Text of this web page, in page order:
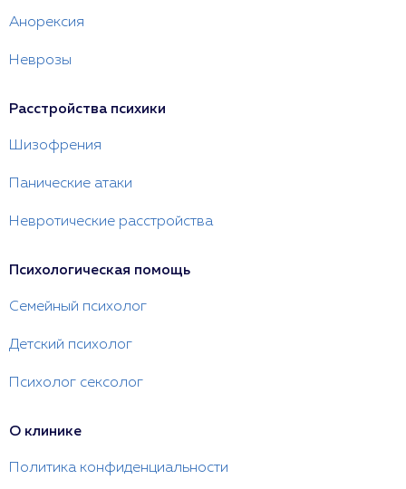
Анорексия
Неврозы
Расстройства психики
Шизофрения
Панические атаки
Невротические расстройства
Психологическая помощь
Семейный психолог
Детский психолог
Психолог сексолог
О клинике
Политика конфиденциальности